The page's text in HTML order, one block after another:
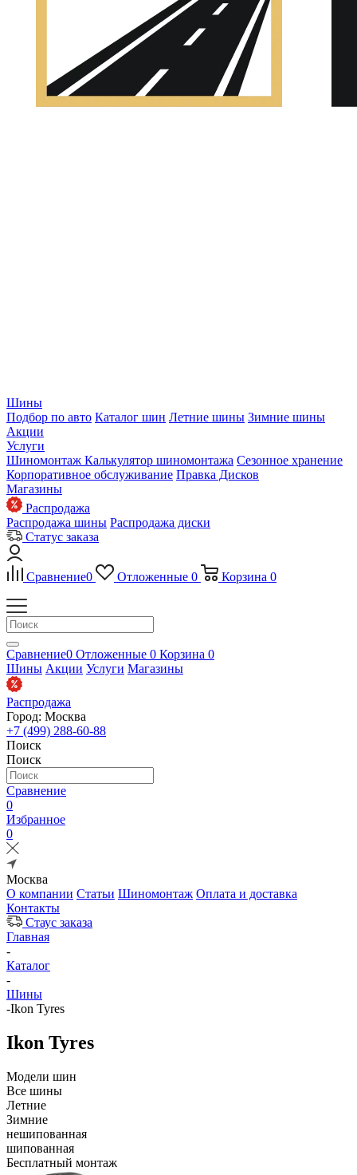
Шины
Подбор по авто Каталог шин Летние шины Зимние шины
Акции
Услуги
Шиномонтаж Калькулятор шиномонтажа Сезонное хранение
Корпоративное обслуживание Правка Дисков
Магазины
Распродажа
Распродажа шины Распродажа диски
Статус заказа
Сравнение0 Отложенные 0 Корзина 0
Сравнение0 Отложенные 0 Корзина 0
Шины Акции Услуги Магазины
Распродажа
Город: Москва
+7 (499) 288-60-88
Поиск
Поиск
Сравнение
0
Избранное
0
Москва
О компании Статьи Шиномонтаж Оплата и доставка
Контакты
Стаус заказа
Главная
-
Каталог
-
Шины
-Ikon Tyres
Ikon Tyres
Модели шин
Все шины
Летние
Зимние
нешипованная
шипованная
Бесплатный монтаж